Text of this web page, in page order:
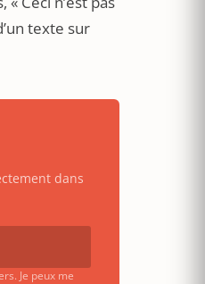
texte sur
dans
Je peux me